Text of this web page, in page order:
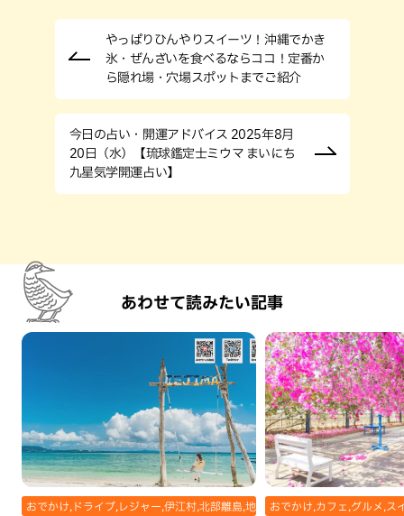
やっぱりひんやりスイーツ！沖縄でかき
氷・ぜんざいを食べるならココ！定番か
ら隠れ場・穴場スポットまでご紹介
今日の占い・開運アドバイス 2025年8月
20日（水）【琉球鑑定士ミウマ まいにち
九星気学開運占い】
あわせて読みたい記事
おでかけ,ドライブ,レジャー,伊江村,北部離島,地域,自然おでかけ,カフェ,グルメ,ス